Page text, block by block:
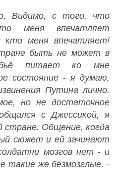
Видимо, с того, что
меня впечатляет
меня впечатляет!
быть не может в
питает ко мне
состояние - я думаю,
Путина лично.
но не достаточное
с Джессикой, я
стране. Общение, когда
сюжет и ей зачинают
мозгов нет - и
такие же безмозглые. -